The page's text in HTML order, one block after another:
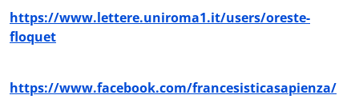
https://www.lettere.uniroma1.it/users/oreste-
floquet
https://www.facebook.com/francesisticasapienza/